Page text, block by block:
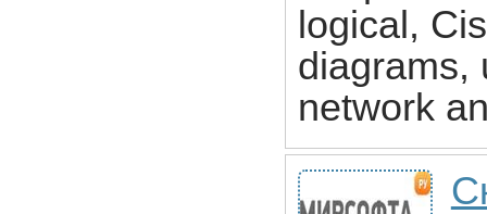
logical,
diagrams,
network